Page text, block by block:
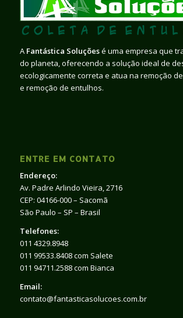
A Fantástica Soluçõesé uma empresa que
do planeta, oferecendo a solução ideal de
ecologicamente correta e atua na remoção
e remoção de entulhos.
ENTRE EM CONTATO
Endereço:
Av. Padre Arlindo Vieira, 2716
CEP: 04166-000 – Sacomã
São Paulo – SP – Brasil
Telefones:
011 4329.8948
011 99533.8408 com Salete
011 94711.2588 com Bianca
Email:
contato@fantasticasolucoes.com.br